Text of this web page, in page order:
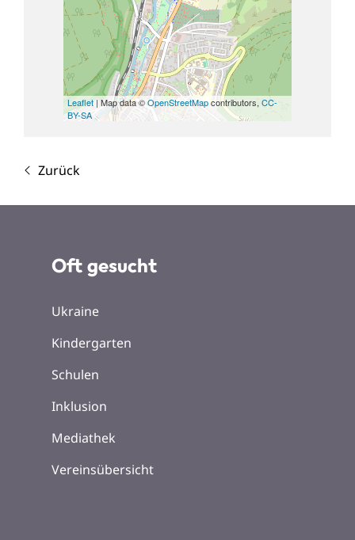
Leaflet| Map data ©OpenStreetMapcontributors, CC-
BY-SA
Zurück
Oft gesucht
Ukraine
Kindergarten
Schulen
Inklusion
Mediathek
Vereinsübersicht